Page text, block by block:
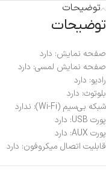
توضیحات
توضیحات
صفحه نمایش: دارد
صفحه نمایش لمسی: دارد
رادیو: دارد
بلوتوث: دارد
شبکه بی‌سیم (Wi-Fi): ندارد
پورت USB: دارد
پورت AUX: دارد
قابلیت اتصال میکروفون: دارد